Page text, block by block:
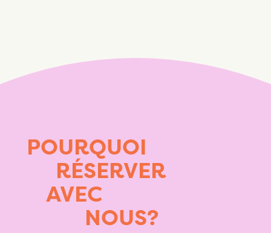
POURQUOI
RÉSERVER
AVEC
NOUS?